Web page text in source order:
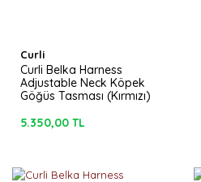
Curli
Curli Belka Harness
Adjustable Neck Köpek
Göğüs Tasması (Kırmızı)
5.350,00 TL